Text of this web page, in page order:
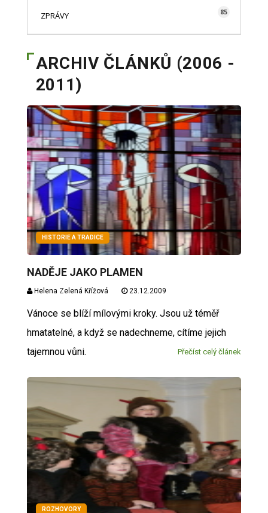
ZPRÁVY 85
ARCHIV ČLÁNKŮ (2006 -
2011)
HISTORIE A TRADICE
NADĚJE JAKO PLAMEN
Helena Zelená Křížová 23.12.2009
Vánoce se blíží mílovými kroky. Jsou už téměř
hmatatelné, a když se nadechneme, cítíme jejich
tajemnou vůni.
Přečíst celý článek
ROZHOVORY